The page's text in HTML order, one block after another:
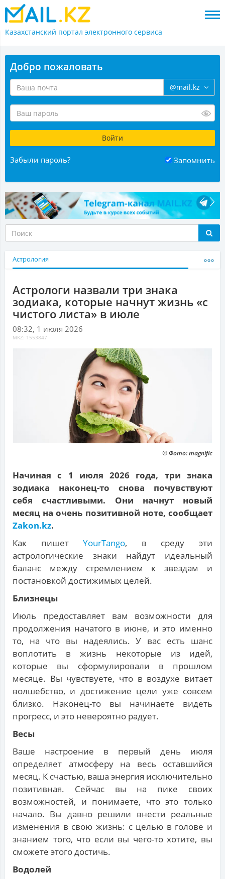
Казахстанский портал электронного сервиса
Добро пожаловать
@mail.kz
Забыли пароль? Запомнить
Астрология
Астрологи назвали три знака
зодиака, которые начнут жизнь «с
чистого листа» в июле
08:32, 1 июля 2026
MKZ: 1553847
© Фото: magnific
Начиная с 1 июля 2026 года, три знака
зодиака наконец-то снова почувствуют
себя счастливыми. Они начнут новый
месяц на очень позитивной ноте, сообщает
Zakon.kz.
Как пишетYourTango, в среду эти
астрологические знаки найдут идеальный
баланс между стремлением к звездам и
постановкой достижимых целей.
Близнецы
Июль предоставляет вам возможности для
продолжения начатого в июне, и это именно
то, на что вы надеялись. У вас есть шанс
воплотить в жизнь некоторые из идей,
которые вы сформулировали в прошлом
месяце. Вы чувствуете, что в воздухе витает
волшебство, и достижение цели уже совсем
близко. Наконец-то вы начинаете видеть
прогресс, и это невероятно радует.
Весы
Ваше настроение в первый день июля
определяет атмосферу на весь оставшийся
месяц. К счастью, ваша энергия исключительно
позитивная. Сейчас вы на пике своих
возможностей, и понимаете, что это только
начало. Вы давно решили внести реальные
изменения в свою жизнь: с целью в голове и
знанием того, что если вы чего-то хотите, вы
сможете этого достичь.
Водолей